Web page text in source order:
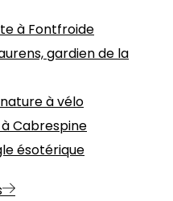
à Fontfroide
gardien de la
à vélo
Cabrespine
ésotérique